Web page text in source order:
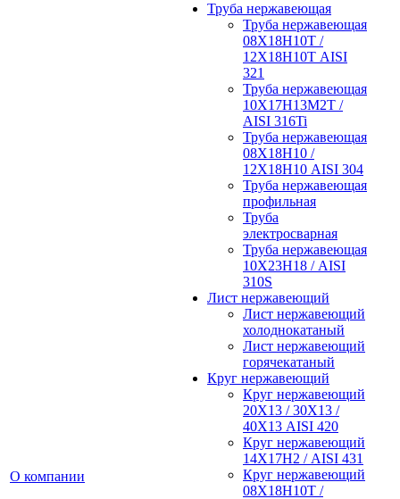
О компании
Труба нержавеющая
Труба нержавеющая
08Х18Н10Т /
12Х18Н10Т AISI
321
Труба нержавеющая
10Х17Н13М2Т /
AISI 316Ti
Труба нержавеющая
08Х18Н10 /
12Х18Н10 AISI 304
Труба нержавеющая
профильная
Труба
электросварная
Труба нержавеющая
10Х23Н18 / AISI
310S
Лист нержавеющий
Лист нержавеющий
холоднокатаный
Лист нержавеющий
горячекатаный
Круг нержавеющий
Круг нержавеющий
20Х13 / 30Х13 /
40Х13 AISI 420
Круг нержавеющий
14Х17Н2 / AISI 431
Круг нержавеющий
08Х18Н10Т /